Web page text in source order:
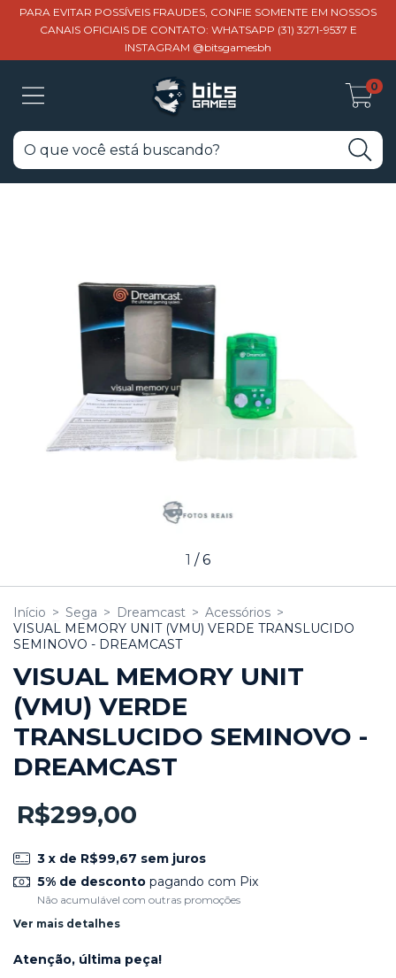
PARA EVITAR POSSÍVEIS FRAUDES, CONFIE SOMENTE EM NOSSOS
CANAIS OFICIAIS DE CONTATO: WHATSAPP (31) 3271-9537 E
INSTAGRAM @bitsgamesbh
0
1 /6
Início > Sega > Dreamcast > Acessórios >
VISUAL MEMORY UNIT (VMU) VERDE TRANSLUCIDO
SEMINOVO - DREAMCAST
VISUAL MEMORY UNIT
(VMU) VERDE
TRANSLUCIDO SEMINOVO -
DREAMCAST
R$299,00
3 x de R$99,67 sem juros
5% de descontopagando com Pix
Não acumulável com outras promoções
Ver mais detalhes
Atenção, última peça!